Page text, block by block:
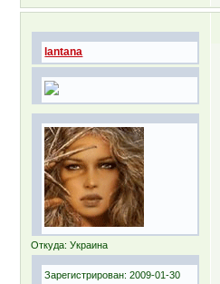
lantana
Откуда: Украина
Зарегистрирован: 2009-01-30